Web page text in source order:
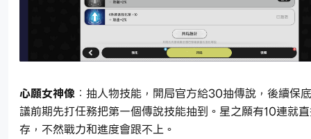
心願女神像 ：抽人物技能，開局官方給30抽傳說，後續保
議前期先打任務把第一個傳說技能抽到。星之願有10連就
存，不然戰力和進度會跟不上。